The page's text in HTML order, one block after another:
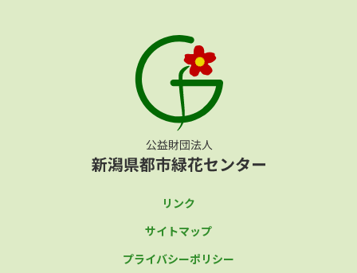
リンク
サイトマップ
プライバシーポリシー